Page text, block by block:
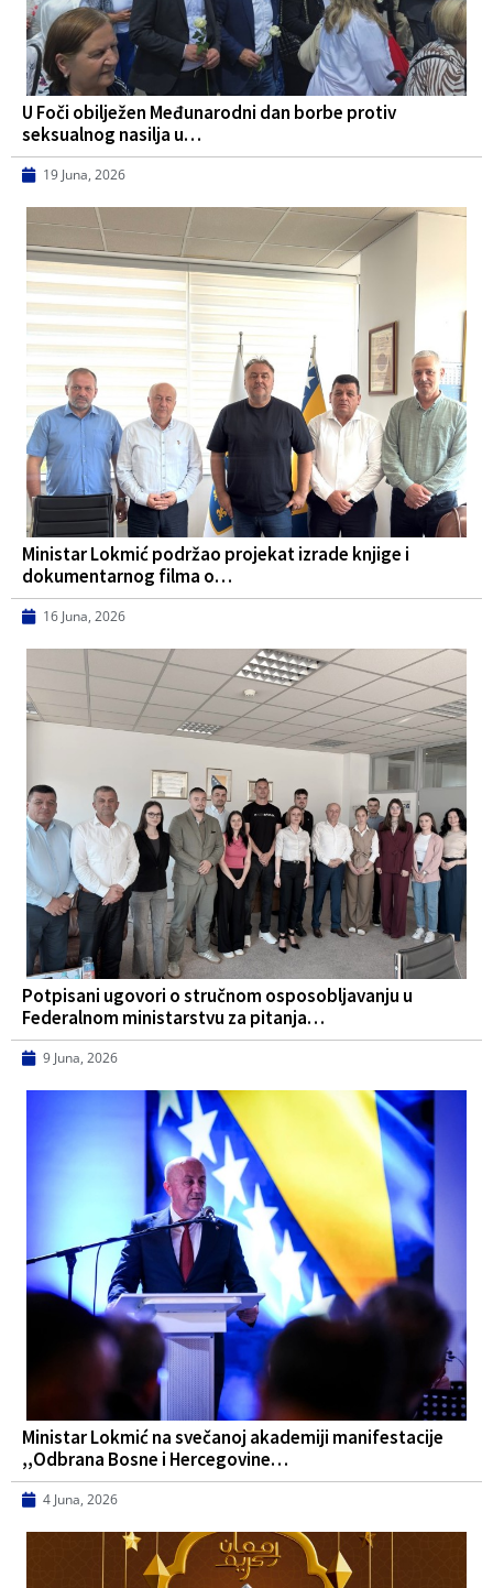
U Foči obilježen Međunarodni dan borbe protiv
seksualnog nasilja u…
19 Juna, 2026
Ministar Lokmić podržao projekat izrade knjige i
dokumentarnog filma o…
16 Juna, 2026
Potpisani ugovori o stručnom osposobljavanju u
Federalnom ministarstvu za pitanja…
9 Juna, 2026
Ministar Lokmić na svečanoj akademiji manifestacije
,,Odbrana Bosne i Hercegovine…
4 Juna, 2026